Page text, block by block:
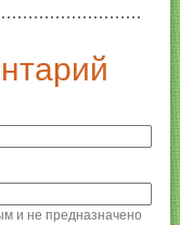
и не предназначено